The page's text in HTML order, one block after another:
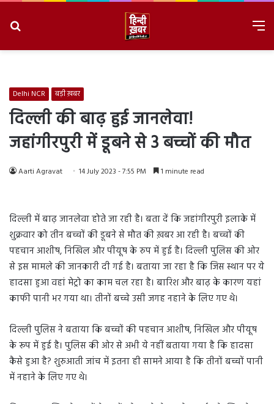
Delhi NCR बड़ी ख़बर
दिल्ली की बाढ़ हुई जानलेवा!
जहांगीरपुरी में डूबने से 3 बच्चों की मौत
Aarti Agravat 14 July 2023 - 7:55 PM 1 minute read
दिल्ली में बाढ़ जानलेवा होते जा रही है। बता दें कि जहांगीरपुरी इलाके में
शुक्रवार को तीन बच्चों की डूबने से मौत की ख़बर आ रही है। बच्चों की
पहचान आशीष, निखिल और पीयूष के रुप में हुई है। दिल्ली पुलिस की ओर
से इस मामले की जानकारी दी गई है। बताया जा रहा है कि जिस स्थान पर ये
हादसा हुआ वहां मेट्रो का काम चल रहा है। बारिश और बाढ़ के कारण यहां
काफी पानी भर गया था। तीनों बच्चे उसी जगह नहाने के लिए गए थे।
दिल्ली पुलिस ने बताया कि बच्चों की पहचान आशीष, निखिल और पीयूष
के रूप में हुई है। पुलिस की ओर से अभी ये नहीं बताया गया है कि हादसा
कैसे हुआ है? शुरुआती जांच में इतना ही सामने आया है कि तीनों बच्चों पानी
में नहाने के लिए गए थे।